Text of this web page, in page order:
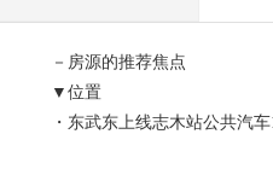
－房源的推荐焦点
▼位置
・东武东上线志木站公共汽